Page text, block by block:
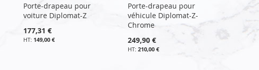
Porte-drapeau pour
voiture Diplomat-Z
177,31 €
149,00 €
Porte-drapeau pour
véhicule Diplomat-Z-
Chrome
249,90 €
210,00 €